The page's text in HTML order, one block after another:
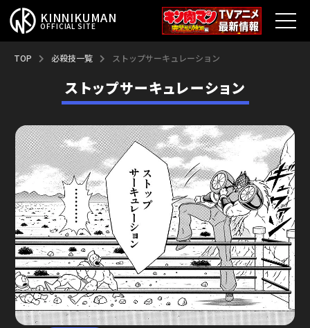
KINNIKUMAN
OFFICIAL SITE
TOP
キン肉マンとは？
最新情報
アニメ
コミックス
特集
超人総選挙
新超人募集
TOP 必殺技一覧 ストップサーキュレーション
ストップサーキュレーション